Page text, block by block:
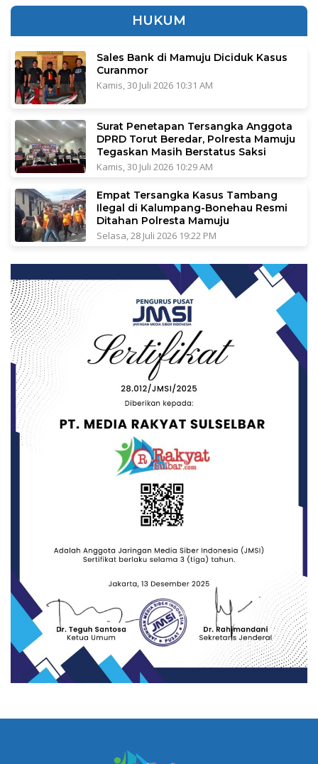
HUKUM
Sales Bank di Mamuju Diciduk Kasus
Curanmor
Kamis, 30 Juli 2026 10:31 AM
Surat Penetapan Tersangka Anggota
DPRD Torut Beredar, Polresta Mamuju
Tegaskan Masih Berstatus Saksi
Kamis, 30 Juli 2026 10:29 AM
Empat Tersangka Kasus Tambang
Ilegal di Kalumpang-Bonehau Resmi
Ditahan Polresta Mamuju
Selasa, 28 Juli 2026 19:22 PM